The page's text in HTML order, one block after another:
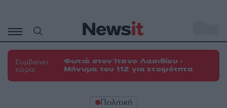
περιεχόμενο
Συμβαίνει
τώρα:
Φωτιά στον Ίτανο Λασιθίου -
Μήνυμα του 112 για ετοιμότητα
Πολιτική